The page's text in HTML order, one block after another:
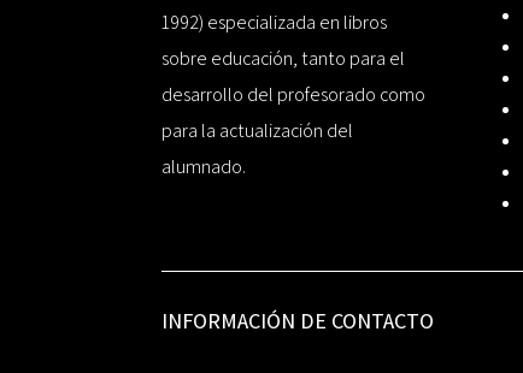
1992) especializada en libros
sobre educación, tanto para el
desarrollo del profesorado como
para la actualización del
alumnado.
INFORMACIÓN DE CONTACTO